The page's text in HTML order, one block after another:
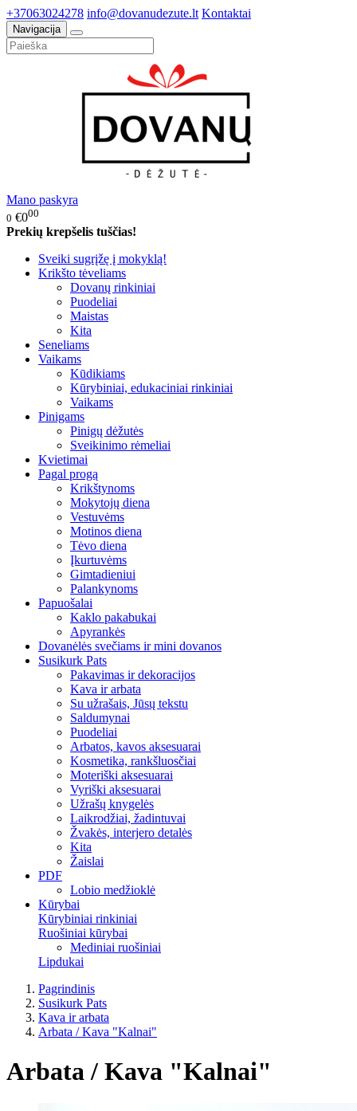
+37063024278 info@dovanudezute.lt Kontaktai
Navigacija
Mano paskyra
0 €000
Prekių krepšelis tuščias!
Sveiki sugrįžę į mokyklą!
Krikšto tėveliams
Dovanų rinkiniai
Puodeliai
Maistas
Kita
Seneliams
Vaikams
Kūdikiams
Kūrybiniai, edukaciniai rinkiniai
Vaikams
Pinigams
Pinigų dėžutės
Sveikinimo rėmeliai
Kvietimai
Pagal progą
Krikštynoms
Mokytojų diena
Vestuvėms
Motinos diena
Tėvo diena
Įkurtuvėms
Gimtadieniui
Palankynoms
Papuošalai
Kaklo pakabukai
Apyrankės
Dovanėlės svečiams ir mini dovanos
Susikurk Pats
Pakavimas ir dekoracijos
Kava ir arbata
Su užrašais, Jūsų tekstu
Saldumynai
Puodeliai
Arbatos, kavos aksesuarai
Kosmetika, rankšluosčiai
Moteriški aksesuarai
Vyriški aksesuarai
Užrašų knygelės
Laikrodžiai, žadintuvai
Žvakės, interjero detalės
Kita
Žaislai
PDF
Lobio medžioklė
Kūrybai
Kūrybiniai rinkiniai
Ruošiniai kūrybai
Mediniai ruošiniai
Lipdukai
Pagrindinis
Susikurk Pats
Kava ir arbata
Arbata / Kava "Kalnai"
Arbata / Kava "Kalnai"